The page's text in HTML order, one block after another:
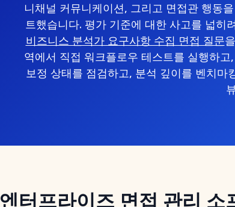
니채널 커뮤니케이션, 그리고 면접관 행동
트했습니다. 평가 기준에 대한 사고를 넓히
비즈니스 분석가 요구사항 수집 면접 질문
역에서 직접 워크플로우 테스트를 실행하
보정 상태를 점검하고, 분석 깊이를 벤치마
엔터프라이즈 면접 관리 소